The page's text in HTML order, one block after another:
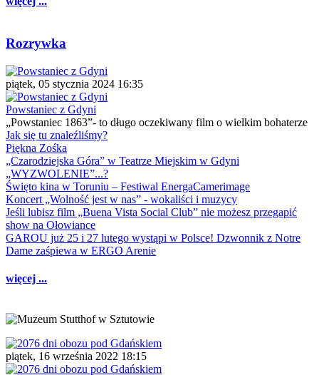
Rozrywka
piątek, 05 stycznia 2024 16:35
Powstaniec z Gdyni
„Powstaniec 1863”- to długo oczekiwany film o wielkim bohaterze
Jak się tu znaleźliśmy?
Piękna Zośka
„Czarodziejska Góra” w Teatrze Miejskim w Gdyni
„WYZWOLENIE”...?
Święto kina w Toruniu – Festiwal EnergaCamerimage
Koncert „Wolność jest w nas” - wokaliści i muzycy
Jeśli lubisz film „Buena Vista Social Club” nie możesz przegapić
show na Ołowiance
GAROU już 25 i 27 lutego wystąpi w Polsce! Dzwonnik z Notre
Dame zaśpiewa w ERGO Arenie
więcej ...
piątek, 16 września 2022 18:15